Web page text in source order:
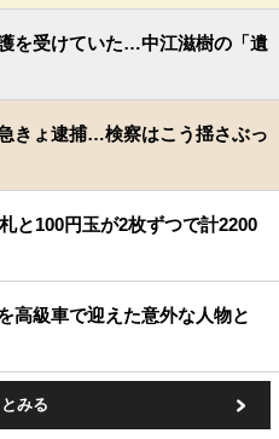
を受けていた…中江滋樹の「遺
きょ逮捕…検察はこう揺さぶっ
と100円玉が2枚ずつで計2200
高級車で迎えた意外な人物と
みる